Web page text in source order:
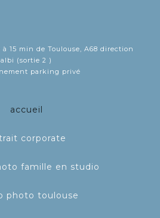
à 15 min de Toulouse, A68 direction
albi (sortie 2 )
parking privé
accueil
corporate
famille en studio
photo toulouse